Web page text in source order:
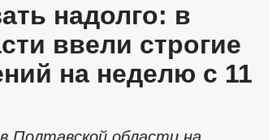
надолго: в
ввели строгие
на неделю с 11